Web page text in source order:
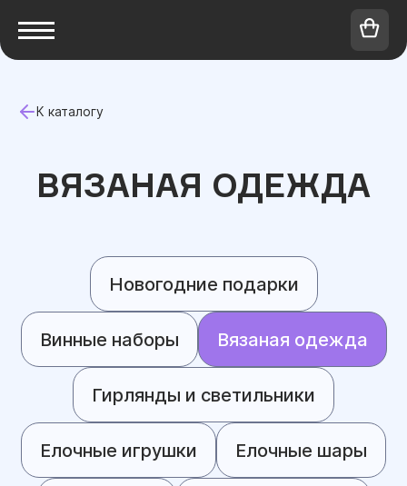
К каталогу
ВЯЗАНАЯ ОДЕЖДА
Новогодние подарки
Винные наборы Вязаная одежда
Гирлянды и светильники
Елочные игрушки Елочные шары